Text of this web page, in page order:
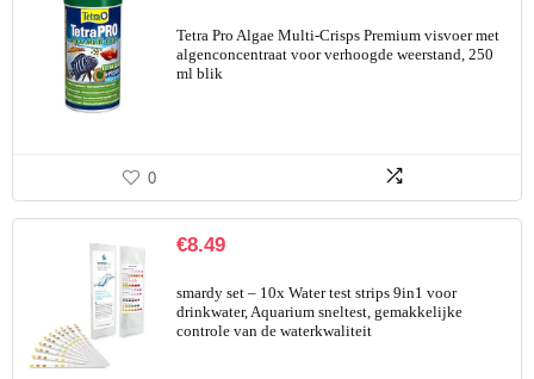
Tetra Pro Algae Multi-Crisps Premium visvoer met
algenconcentraat voor verhoogde weerstand, 250
ml blik
0
€8.49
smardy set – 10x Water test strips 9in1 voor
drinkwater, Aquarium sneltest, gemakkelijke
controle van de waterkwaliteit